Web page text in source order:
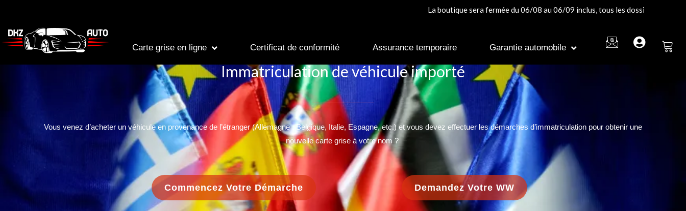
contenu
La boutique sera fermée du 06/08 au 06/09 inclus, tous les dossiers reçus pendant
Carte grise en ligne Certificat de conformité Assurance temporaire Garantie automobile
Immatriculation de véhicule importé
_______________
Vous venez d’acheter un véhicule en provenance de l’étranger (Allemagne , Belgique, Italie, Espagne, etc.) et vous devez effectuer les démarches d’immatriculation pour obtenir une
nouvelle carte grise à votre nom ?
Commencez Votre Démarche Demandez Votre WW